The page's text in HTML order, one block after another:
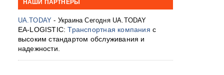
UA.TODAY - Украина Сегодня UA.TODAY
EA-LOGISTIC:Транспортная компания с
высоким стандартом обслуживания и
надежности.